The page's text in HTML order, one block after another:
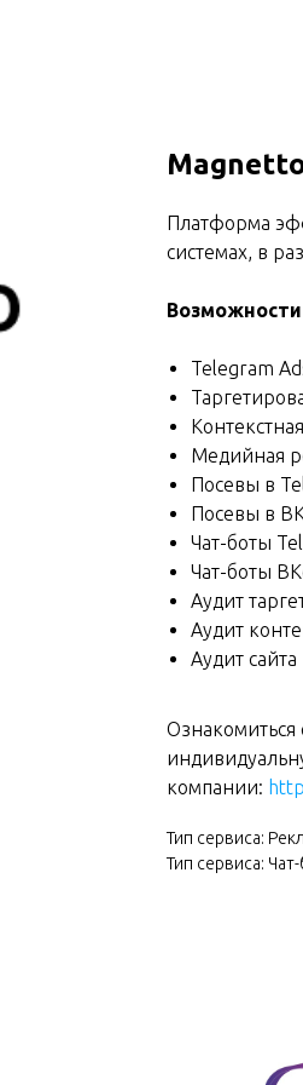
Платформа
системах, в
Telegram
Медийная
Посевы в
Посевы в
Чат-боты
Чат-боты
Аудит
Аудит
Аудит сайта
Ознакомиться
и
компании:
Тип сервиса:
Тип сервиса: